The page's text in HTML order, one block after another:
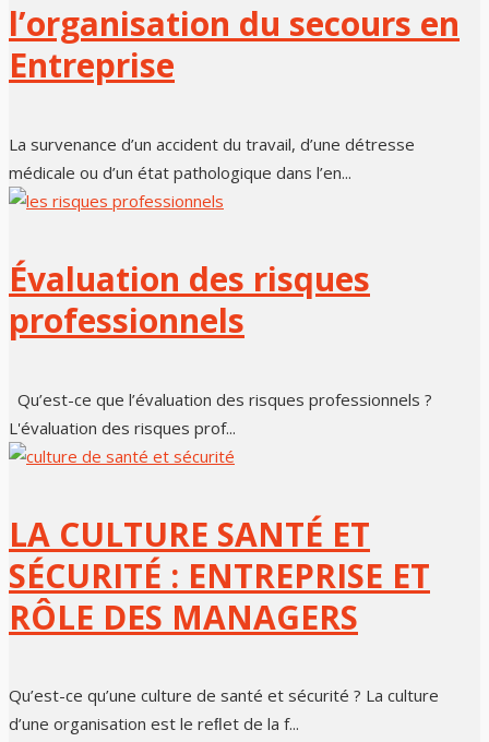
l’organisation du secours en
Entreprise
La survenance d’un accident du travail, d’une détresse
médicale ou d’un état pathologique dans l’en...
Évaluation des risques
professionnels
Qu’est-ce que l’évaluation des risques professionnels ?
L'évaluation des risques prof...
LA CULTURE SANTÉ ET
SÉCURITÉ : ENTREPRISE ET
RÔLE DES MANAGERS
Qu’est-ce qu’une culture de santé et sécurité ? La culture
d’une organisation est le reﬂet de la f...